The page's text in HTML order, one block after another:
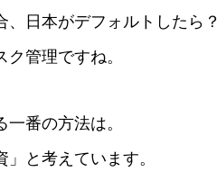
、日本がデフォルトしたら？
管理ですね。
番の方法は。
」と考えています。